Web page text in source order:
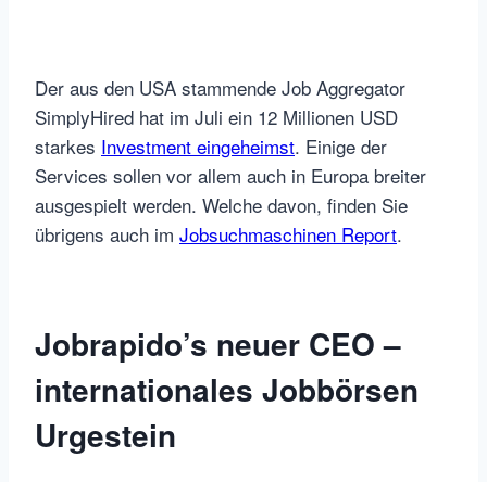
Der aus den USA stammende Job Aggregator
SimplyHired hat im Juli ein 12 Millionen USD
starkes Investment eingeheimst. Einige der
Services sollen vor allem auch in Europa breiter
ausgespielt werden. Welche davon, finden Sie
übrigens auch im Jobsuchmaschinen Report.
Jobrapido’s neuer CEO –
internationales Jobbörsen
Urgestein